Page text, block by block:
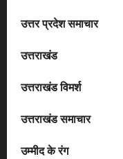
उत्तर प्रदेश समाचार
उत्तराखंड
उत्तराखंड विमर्श
उत्तराखंड समाचार
उम्मीद के रंग